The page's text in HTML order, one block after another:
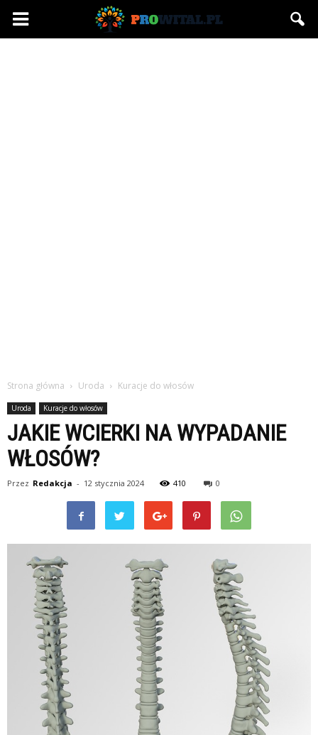
Prowital.pl
Strona główna Uroda Kuracje do włosów
Uroda Kuracje do włosów
JAKIE WCIERKI NA WYPADANIE
WŁOSÓW?
Przez Redakcja - 12 stycznia 2024 410 0